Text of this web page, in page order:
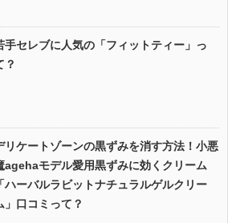
手セレブに人気の「フィットティー」っ
？
リケートゾーンの黒ずみを消す方法！小悪
agehaモデル愛用黒ずみに効くクリーム
「ハーバルラビットナチュラルゲルクリー
」口コミって？